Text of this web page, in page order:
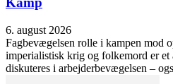
6. august 2026
Fagbevægelsen rolle i kampen mod
imperialistisk krig og folkemord er et
diskuteres i arbejderbevægelsen –